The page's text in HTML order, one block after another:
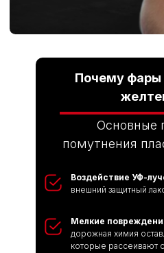
Мелкие
дорожная химия
которые рассеивают
Воздействие УФ-
внешний защитный
Основные
помутнения
Почему фары
Поставка запчастей
По цене недорогих интернет-
гинальные кузовные детали,
так и проверенные аналоги.